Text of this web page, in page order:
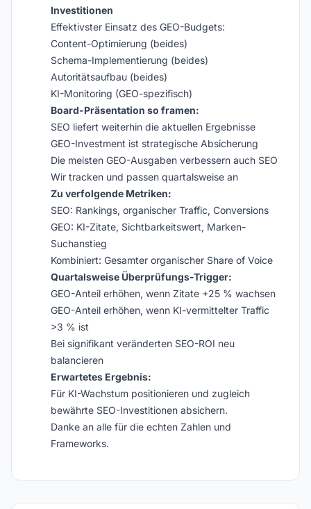
Investitionen
Effektivster Einsatz des GEO-Budgets:
Content-Optimierung (beides)
Schema-Implementierung (beides)
Autoritätsaufbau (beides)
KI-Monitoring (GEO-spezifisch)
Board-Präsentation so framen:
SEO liefert weiterhin die aktuellen Ergebnisse
GEO-Investment ist strategische Absicherung
Die meisten GEO-Ausgaben verbessern auch SEO
Wir tracken und passen quartalsweise an
Zu verfolgende Metriken:
SEO: Rankings, organischer Traffic, Conversions
GEO: KI-Zitate, Sichtbarkeitswert, Marken-
Suchanstieg
Kombiniert: Gesamter organischer Share of Voice
Quartalsweise Überprüfungs-Trigger:
GEO-Anteil erhöhen, wenn Zitate +25 % wachsen
GEO-Anteil erhöhen, wenn KI-vermittelter Traffic
>3 % ist
Bei signifikant veränderten SEO-ROI neu
balancieren
Erwartetes Ergebnis:
Für KI-Wachstum positionieren und zugleich
bewährte SEO-Investitionen absichern.
Danke an alle für die echten Zahlen und
Frameworks.